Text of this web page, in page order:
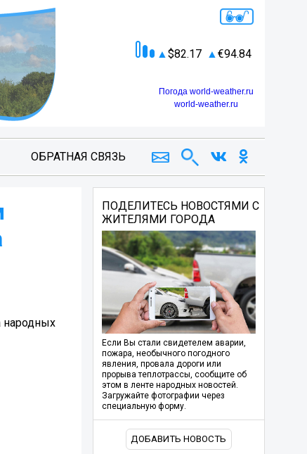
82.17 94.84
Погода world-weather.ru
world-weather.ru
ОБРАТНАЯ СВЯЗЬ
народных
ПОДЕЛИТЕСЬ НОВОСТЯМИ С
ЖИТЕЛЯМИ ГОРОДА
Если Вы стали свидетелем аварии,
пожара, необычного погодного
явления, провала дороги или
прорыва теплотрассы, сообщите об
этом в ленте народных новостей.
Загружайте фотографии через
специальную форму.
ДОБАВИТЬ НОВОСТЬ